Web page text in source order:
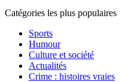
Catégories les plus populaires
Sports
Humour
Culture et société
Actualités
Crime : histoires vraies